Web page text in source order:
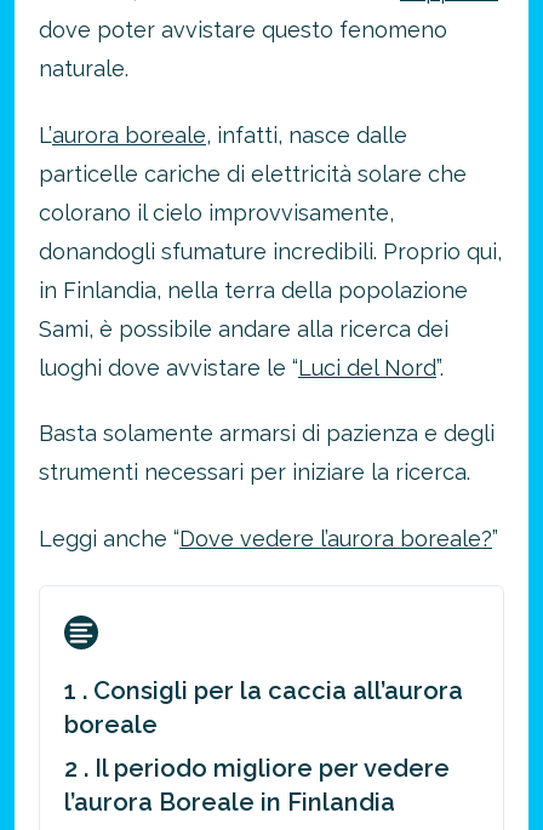
dove poter avvistare questo fenomeno
naturale.
L’aurora boreale, infatti, nasce dalle
particelle cariche di elettricità solare che
colorano il cielo improvvisamente,
donandogli sfumature incredibili. Proprio qui,
in Finlandia, nella terra della popolazione
Sami, è possibile andare alla ricerca dei
luoghi dove avvistare le “Luci del Nord”.
Basta solamente armarsi di pazienza e degli
strumenti necessari per iniziare la ricerca.
Leggi anche “Dove vedere l’aurora boreale?”
1 . Consigli per la caccia all’aurora
boreale
2 . Il periodo migliore per vedere
l’aurora Boreale in Finlandia